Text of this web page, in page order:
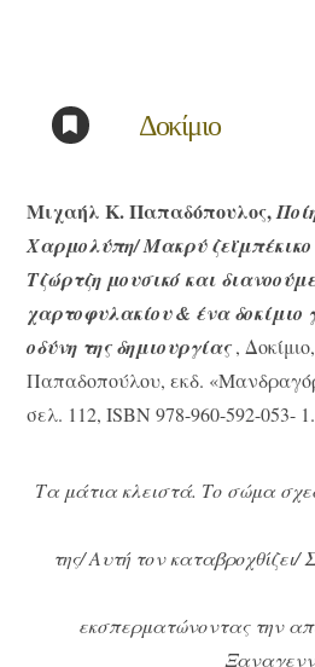
Δοκίμιο
Μιχαήλ Κ. Παπαδόπουλος,
Χαρμολύπη/ Μακρύ
Τζώρτζη μουσικό και
χαρτοφυλακίου & ένα δοκίμιο
οδύνη της δημιουργίας,
Παπαδοπούλου, εκδ.
σελ. 112, ISBN 978-960-592-053- 1.
Τα μάτια κλειστά. Το σώμα
της/ Αυτή τον
εκσπερματώνοντας την